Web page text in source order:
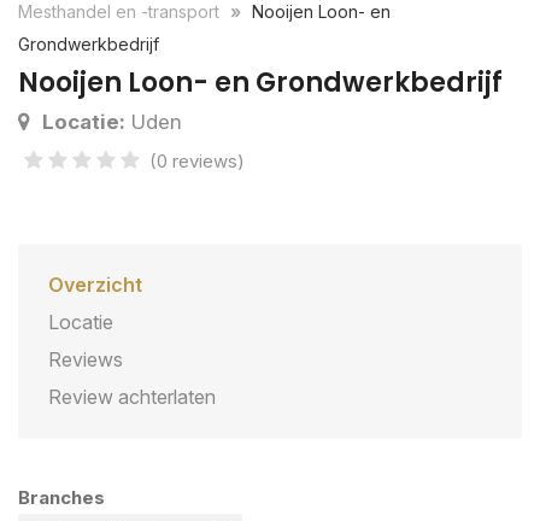
Mesthandel en -transport
Nooijen Loon- en
Grondwerkbedrijf
Nooijen Loon- en Grondwerkbedrijf
Locatie: Uden
(0 reviews)
Overzicht
Locatie
Reviews
Review achterlaten
Branches